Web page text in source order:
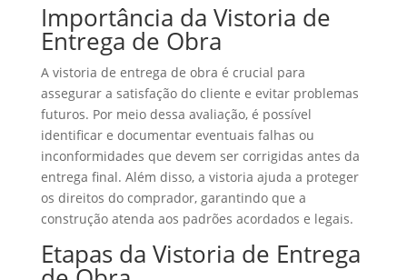
Importância da Vistoria de
Entrega de Obra
A vistoria de entrega de obra é crucial para
assegurar a satisfação do cliente e evitar problemas
futuros. Por meio dessa avaliação, é possível
identificar e documentar eventuais falhas ou
inconformidades que devem ser corrigidas antes da
entrega final. Além disso, a vistoria ajuda a proteger
os direitos do comprador, garantindo que a
construção atenda aos padrões acordados e legais.
Etapas da Vistoria de Entrega